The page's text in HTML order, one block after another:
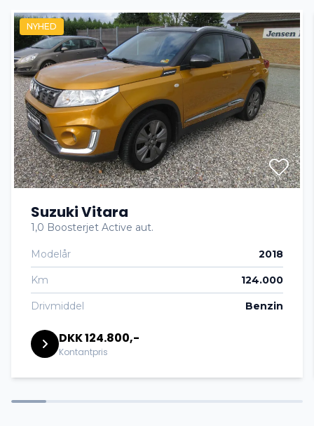
El-spejle
Fjernbetjent centrallås
Fuldautomatisk klimaanlæg
Højdejusterbare forsæder
Højdejusterbart førersæde
Navigation
Parkeringssensor bagved
Splitbagsæder
NYHED
Suzuki Vitara
1,0 Boosterjet Active aut.
Modelår 2018
Km 124.000
Drivmiddel Benzin
DKK 124.800,-
Kontantpris